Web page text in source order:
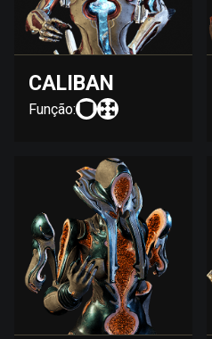
CALIBAN
Função: